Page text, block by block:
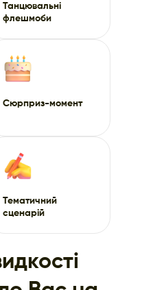
Танцювальні
флешмоби
Сюрприз-момент
Тематичний
сценарій